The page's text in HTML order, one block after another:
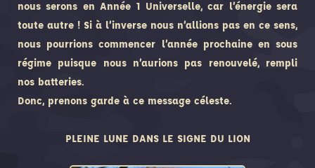
nous serons en Année 1 Universelle, car l’énergie sera
toute autre ! Si à l’inverse nous n’allions pas en ce sens,
nous pourrions commencer l’année prochaine en sous
régime puisque nous n’aurions pas renouvelé, rempli
nos batteries.
Donc, prenons garde à ce message céleste.
PLEINE LUNE DANS LE SIGNE DU LION